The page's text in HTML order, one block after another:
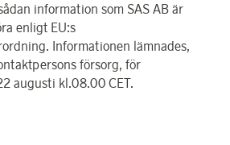
information som SAS AB är
enligt EU:s
Informationen lämnades,
försorg, för
augusti kl.08.00 CET.